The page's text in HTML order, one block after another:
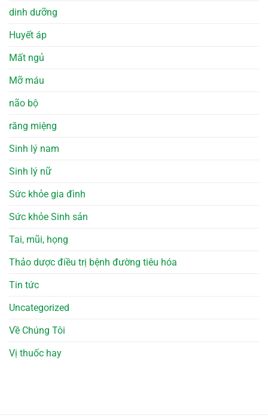
dinh dưỡng
Huyết áp
Mất ngủ
Mỡ máu
não bộ
răng miệng
Sinh lý nam
Sinh lý nữ
Sức khỏe gia đình
Sức khỏe Sinh sản
Tai, mũi, họng
Thảo dược điều trị bệnh đường tiêu hóa
Tin tức
Uncategorized
Về Chúng Tôi
Vị thuốc hay